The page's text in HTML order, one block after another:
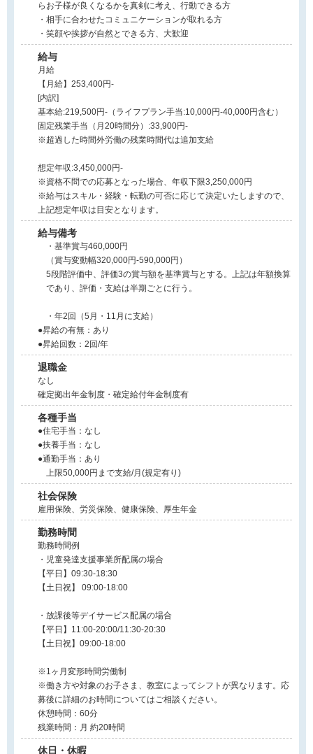
らお子様が良くなるかを真剣に考え、行動できる方
・相手に合わせたコミュニケーションが取れる方
・笑顔や挨拶が自然とできる方、大歓迎
給与
月給
【月給】253,400円-
[内訳]
基本給:219,500円-（ライフプラン手当:10,000円-40,000円含む）
固定残業手当（月20時間分）:33,900円-
※超過した時間外労働の残業時間代は追加支給
想定年収:3,450,000円-
※資格不問での応募となった場合、年収下限3,250,000円
※給与はスキル・経験・転勤の可否に応じて決定いたしますので、
上記想定年収は目安となります。
給与備考
・基準賞与460,000円
（賞与変動幅320,000円-590,000円）
5段階評価中、評価3の賞与額を基準賞与とする。上記は年額換算
であり、評価・支給は半期ごとに行う。
・年2回（5月・11月に支給）
●昇給の有無：あり
●昇給回数：2回/年
退職金
なし
確定拠出年金制度・確定給付年金制度有
各種手当
●住宅手当：なし
●扶養手当：なし
●通勤手当：あり
上限50,000円まで支給/月(規定有り)
社会保険
雇用保険、労災保険、健康保険、厚生年金
勤務時間
勤務時間例
・児童発達支援事業所配属の場合
【平日】09:30-18:30
【土日祝】 09:00-18:00
・放課後等デイサービス配属の場合
【平日】11:00-20:00/11:30-20:30
【土日祝】09:00-18:00
※1ヶ月変形時間労働制
※働き方や対象のお子さま、教室によってシフトが異なります。応
募後に詳細のお時間についてはご相談ください。
休憩時間：60分
残業時間：月 約20時間
休日・休暇